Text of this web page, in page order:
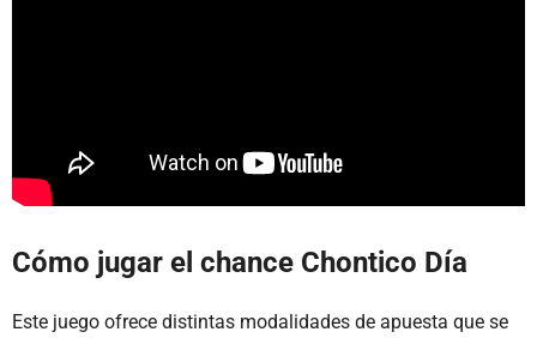
Cómo jugar el chance Chontico Día
Este juego ofrece distintas modalidades de apuesta que se